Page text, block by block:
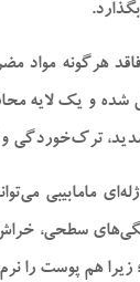
هرگونه
و یک لایه
ترک‌خوردگی
ژله‌ای
سطحی،
زیرا هم پوست